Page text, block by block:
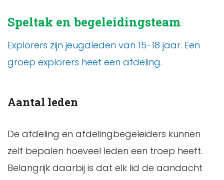
Speltak en begeleidingsteam
Explorers zijn jeugdleden van 15-18 jaar. Een
groep explorers heet een afdeling.
Aantal leden
De afdeling en afdelingbegeleiders kunnen
zelf bepalen hoeveel leden een troep heeft.
Belangrijk daarbij is dat elk lid de aandacht